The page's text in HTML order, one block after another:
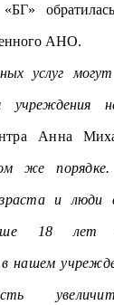
АНО.
услуг
учреждения
Анна
же
и люди
18 лет
в нашем